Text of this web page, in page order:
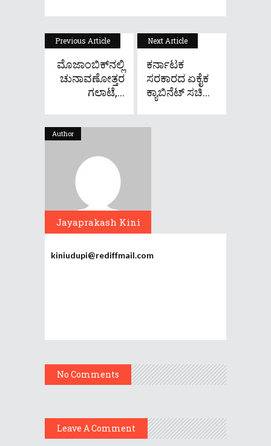
Previous Article
ಮೊಜಾಂಬಿಕ್​ನಲ್ಲಿ
ಚುನಾವಣೋತ್ತರ
ಗಲಾಟೆ,...
Next Article
ಕರ್ನಾಟಕ
ಸರಕಾರದ ಏಕೈಕ
ಕ್ಯಾಬಿನೆಟ್ ಸಚಿ...
Author
Jayaprakash Kini
kiniudupi@rediffmail.com
No Comments
Leave A Comment